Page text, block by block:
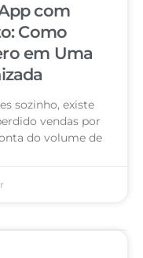
com
Como
em Uma
sozinho, existe
vendas por
do volume de